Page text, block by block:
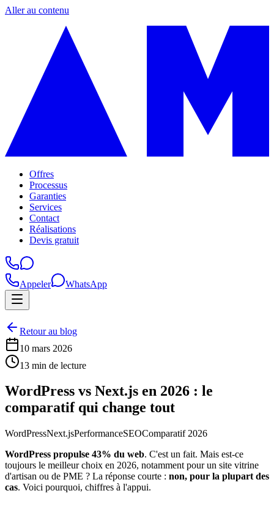
Aller au contenu
Offres
Processus
Garanties
Services
Contact
Réalisations
Devis gratuit
Appeler WhatsApp
Retour au blog
10 mars 2026
13 min de lecture
WordPress vs Next.js en 2026 : le
comparatif qui change tout
WordPressNext.jsPerformanceSEOComparatif 2026
WordPress propulse 43% du web. C'est un fait. Mais est-ce
toujours le meilleur choix en 2026, notamment pour un site vitrine
d'artisan ou de PME ? La réponse courte : non, pour la plupart des
cas. Voici pourquoi, chiffres à l'appui.